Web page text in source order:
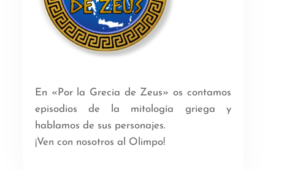
En «Por la Grecia de Zeus» os contamos
episodios de la mitología griega y
hablamos de sus personajes.
¡Ven con nosotros al Olimpo!